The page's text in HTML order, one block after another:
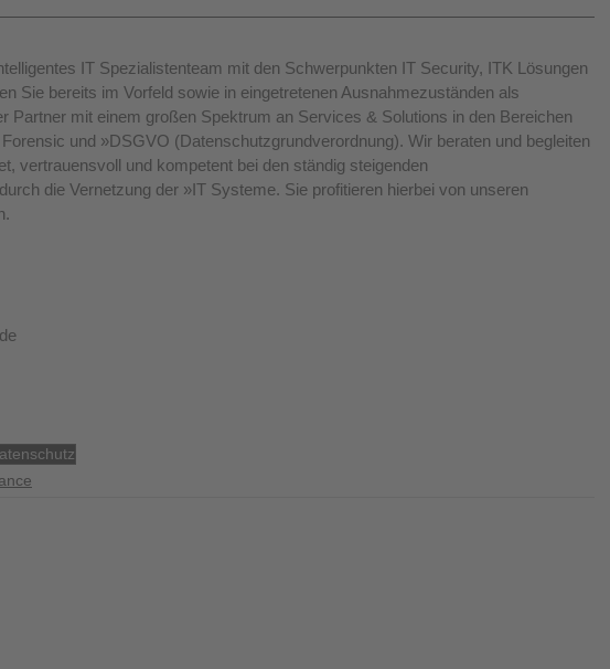
IT Spezialistenteam mit den Schwerpunkten IT Security, ITK Lösungen
Sie bereits im Vorfeld sowie in eingetretenen Ausnahmezuständen als
Partner mit einem großen Spektrum an Services & Solutions in den Bereichen
und »DSGVO (Datenschutzgrundverordnung). Wir beraten und begleiten
vertrauensvoll und kompetent bei den ständig steigenden
die Vernetzung der »IT Systeme. Sie profitieren hierbei von unseren